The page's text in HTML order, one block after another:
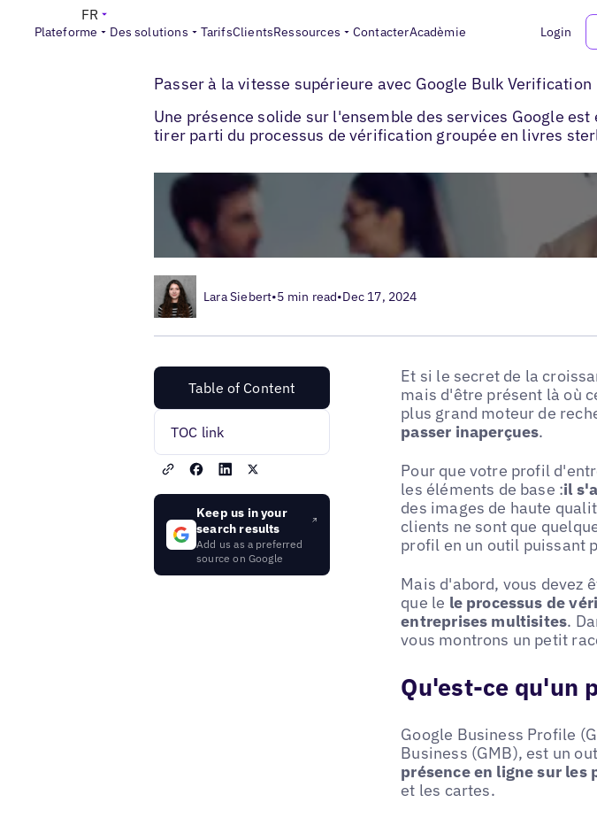
Plateforme Des solutions TarifsClientsRessources ContacterAcadèmie Login
FR
Blogs> Optimisation des fiches locales> Passer à la vitesse supérieure
Passer à la vitesse supérieure avec Google Bulk Verification
Une présence solide sur l'ensemble des services Google
tirer parti du processus de vérification groupée en livres
Lara Siebert•5 min read•Dec 17, 2024
Table of Content
TOC link
Keep us in your
search results
Add us as a preferred
source on Google
Et si le secret de la
mais d'être présent là où
plus grand moteur de
passer inaperçues.
Pour que votre profil
les éléments de base :il
des images de haute
clients ne sont que
profil en un outil puissant
Mais d'abord, vous devez
que le le processus de
entreprises multisites.
vous montrons un petit
Qu'est-ce qu'un
Google Business Profile
Business (GMB), est un
présence en ligne sur les
et les cartes.